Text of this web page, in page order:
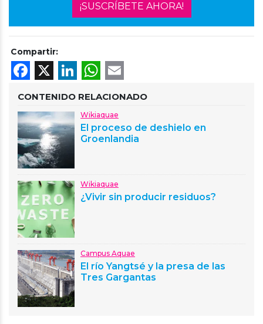
¡SUSCRÍBETE AHORA!
Compartir:
Facebook
X LinkedIn
WhatsApp
CONTENIDO RELACIONADO
Wikiaquae
El proceso de deshielo en
Groenlandia
Wikiaquae
¿Vivir sin producir residuos?
Campus Aquae
El río Yangtsé y la presa de las
Tres Gargantas